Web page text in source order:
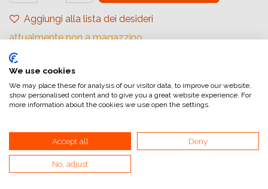
Aggiungi alla lista dei desideri
attualmente non a magazzino
Riferimento interno:
abbraccia la semplicità attraverso le funzionalità ed il design,
per scattare facilmente istantanee quadrate, molto di più di
ciò che desideri in ogni scatto.
Con l'esposizione automatica e la modalità Selfie one -
We use cookies
We may place these for analysis of our visitor data, to improve our website,
show personalised content and to give you a great website experience. For
more information about the cookies we use open the settings.
Accept all Deny
No, adjust